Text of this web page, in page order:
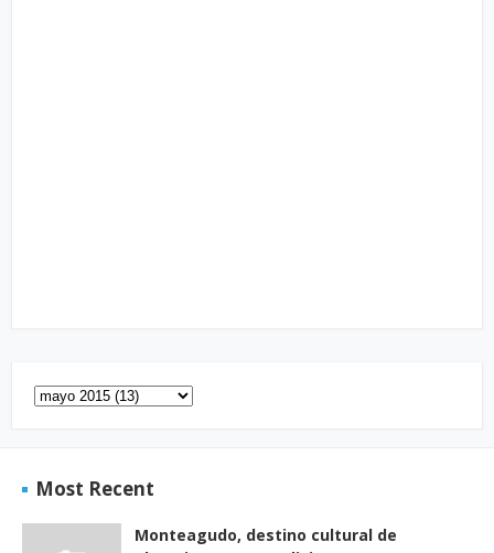
Most Recent
Monteagudo, destino cultural de